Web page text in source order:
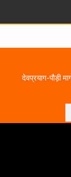
देवप्रयाग-पौड़ी